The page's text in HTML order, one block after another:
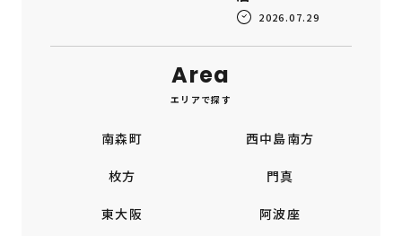
2026.07.29
Area
エリアで探す
南森町 西中島南方
枚方 門真
東大阪 阿波座